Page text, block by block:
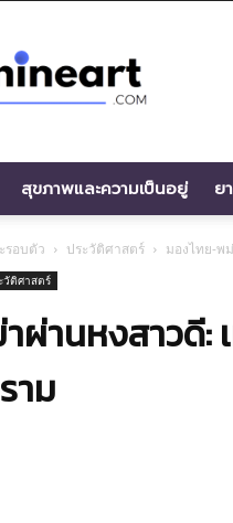
สุขภาพและความเป็นอยู่ ย
รอบตัว ประวัติศาสตร์ มองไทย-พ
วัติศาสตร์
ผ่านหงสาวดี:
าม